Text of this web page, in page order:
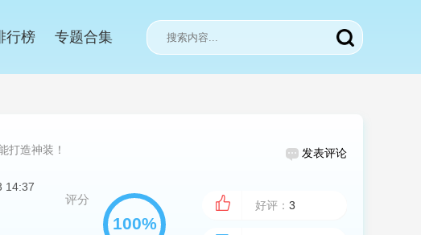
行榜 专题合集
打造神装！ 发表评论
14:37
评分 好评： 3